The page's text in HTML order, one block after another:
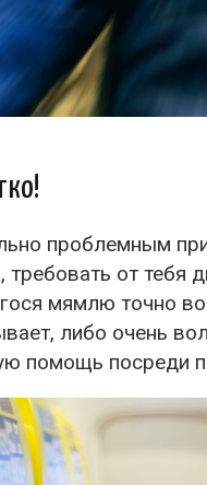
проблемным
требовать от тебя
мямлю точно
либо очень
помощь посреди